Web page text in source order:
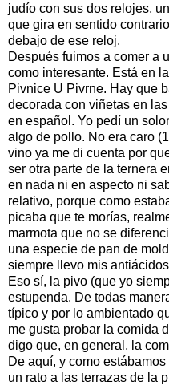
judío con sus dos relojes,
que gira en sentido
debajo de ese reloj.
Después fuimos a comer a
como interesante. Está en
Pivnice U Pivrne. Hay que
decorada con viñetas en
en español. Yo pedí un
algo de pollo. No era caro
vino ya me di cuenta por
ser otra parte de la ternera
en nada ni en aspecto ni
relativo, porque como
picaba que te morías,
marmota que no se
una especie de pan de
siempre llevo mis
Eso sí, la pivo (que yo
estupenda. De todas
típico y por lo ambientado
me gusta probar la comida
digo que, en general, la
De aquí, y como
un rato a las terrazas de la